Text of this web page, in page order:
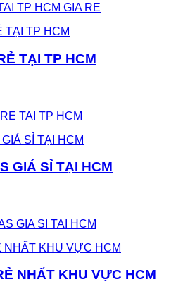
TP HCM GIA RE
TẠI TP HCM
TAI TP HCM
GIÁ SỈ TẠI HCM
GIA SI TAI HCM
NHẤT KHU VỰC HCM